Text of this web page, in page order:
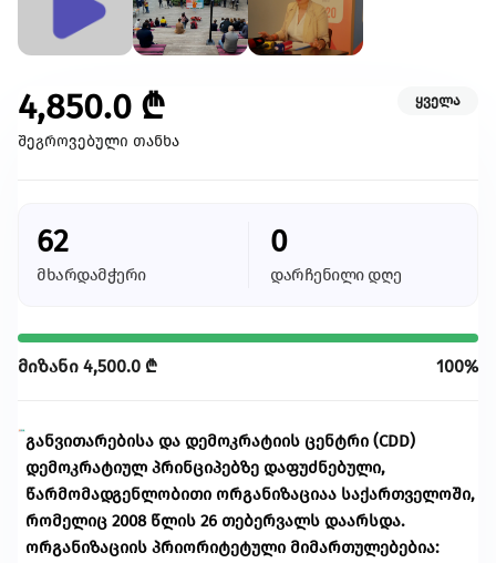
შექმენი კულტურულ სივრცეები, განავითარე
კრეატიულობა შენს თემში
გაეცი მეტი
თქვენი მხარდაჭერით შევძლებთ მეტი
4,850.0 ₾
შეგროვებული თანხა
ყველა
62
მხარდამჭერი
0
დარჩენილი დღე
მიზანი 4,500.0 ₾ 100%
განვითარებისა და დემოკრატიის ცენტრი (CDD)
დემოკრატიულ პრინციპებზე დაფუძნებული,
წარმომადგენლობითი ორგანიზაციაა საქართველოში,
რომელიც 2008 წლის 26 თებერვალს დაარსდა.
ორგანიზაციის პრიორიტეტული მიმართულებებია: